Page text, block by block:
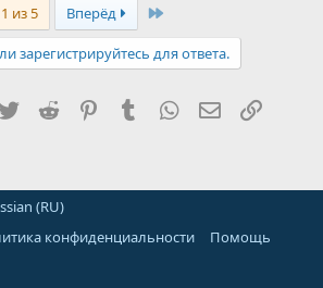
1 из 5 Вперёд Last
зарегистрируйтесь для ответа.
TwitterReddit PinterestTumblr WhatsApp Ссылка
(RU)
конфиденциальности
Помощь